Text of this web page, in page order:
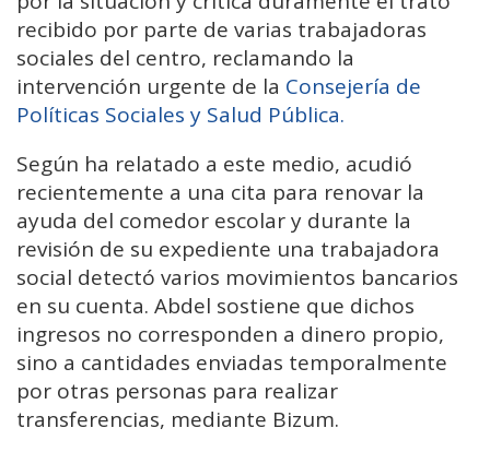
recibido por parte de varias trabajadoras
sociales del centro, reclamando la
intervención urgente de la Consejería de
Políticas Sociales y Salud Pública.
Según ha relatado a este medio, acudió
recientemente a una cita para renovar la
ayuda del comedor escolar y durante la
revisión de su expediente una trabajadora
social detectó varios movimientos bancarios
en su cuenta. Abdel sostiene que dichos
ingresos no corresponden a dinero propio,
sino a cantidades enviadas temporalmente
por otras personas para realizar
transferencias, mediante Bizum.